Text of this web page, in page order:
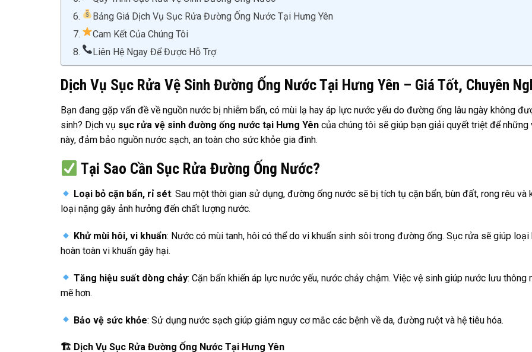
Bảng Giá Dịch Vụ Sục Rửa Đường Ống Nước Tại Hưng Yên
Cam Kết Của Chúng Tôi
Liên Hệ Ngay Để Được Hỗ Trợ
Dịch Vụ Sục Rửa Vệ Sinh Đường Ống Nước Tại Hưng Yên – Giá Tốt, Chuyên
Bạn đang gặp vấn đề về nguồn nước bị nhiễm bẩn, có mùi lạ hay áp lực nước yếu do đường ống lâu ngày không
sinh? Dịch vụ sục rửa vệ sinh đường ống nước tại Hưng Yên của chúng tôi sẽ giúp bạn giải quyết triệt để những
này, đảm bảo nguồn nước sạch, an toàn cho sức khỏe gia đình.
Tại Sao Cần Sục Rửa Đường Ống Nước?
Loại bỏ cặn bẩn, rỉ sét: Sau một thời gian sử dụng, đường ống nước sẽ bị tích tụ cặn bẩn, bùn đất, rong rêu và
loại nặng gây ảnh hưởng đến chất lượng nước.
Khử mùi hôi, vi khuẩn: Nước có mùi tanh, hôi có thể do vi khuẩn sinh sôi trong đường ống. Sục rửa sẽ giúp loại
hoàn toàn vi khuẩn gây hại.
Tăng hiệu suất dòng chảy: Cặn bẩn khiến áp lực nước yếu, nước chảy chậm. Việc vệ sinh giúp nước lưu thông
mẽ hơn.
Bảo vệ sức khỏe: Sử dụng nước sạch giúp giảm nguy cơ mắc các bệnh về da, đường ruột và hệ tiêu hóa.
🏗 ️ Dịch Vụ Sục Rửa Đường Ống Nước Tại Hưng Yên